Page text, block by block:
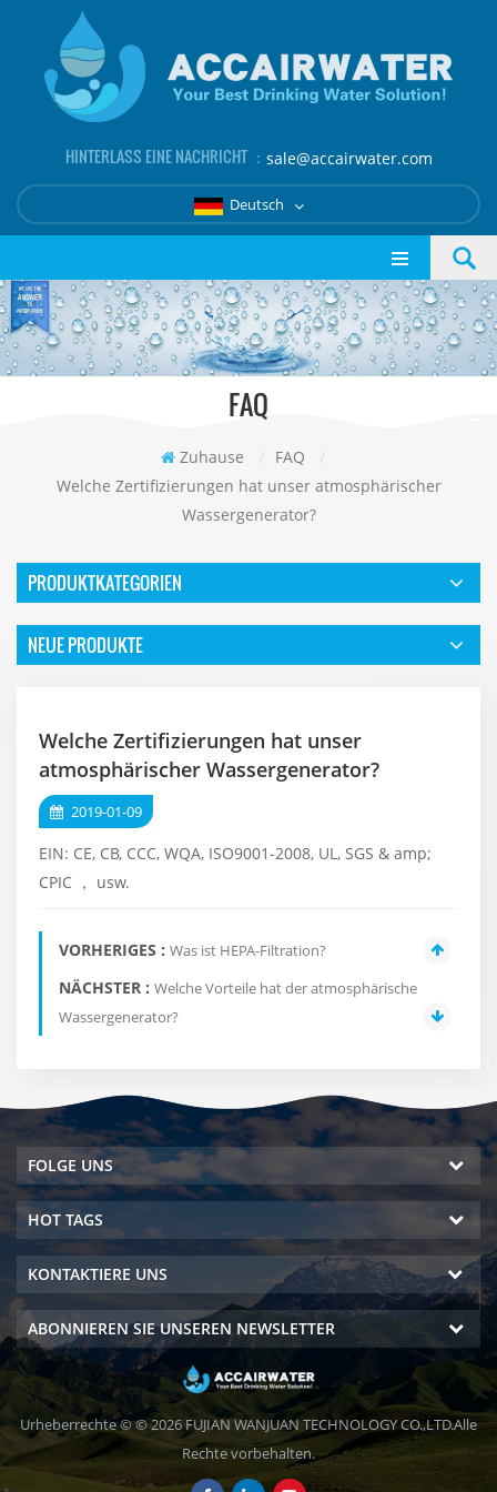
HINTERLASS EINE NACHRICHT ： sale@accairwater.com
Deutsch
FAQ
Zuhause / FAQ
/
Welche Zertifizierungen hat unser atmosphärischer
Wassergenerator?
PRODUKTKATEGORIEN
NEUE PRODUKTE
Welche Zertifizierungen hat unser
atmosphärischer Wassergenerator?
2019-01-09
EIN: CE, CB, CCC, WQA, ISO9001-2008, UL, SGS & amp;
CPIC ， usw.
VORHERIGES : Was ist HEPA-Filtration?
NÄCHSTER : Welche Vorteile hat der atmosphärische
Wassergenerator?
FOLGE UNS
HOT TAGS
KONTAKTIERE UNS
ABONNIEREN SIE UNSEREN NEWSLETTER
Urheberrechte © © 2026 FUJIAN WANJUAN TECHNOLOGY CO.,LTD.Alle
Rechte vorbehalten.